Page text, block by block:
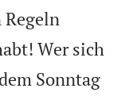
Wer sich
Sonntag